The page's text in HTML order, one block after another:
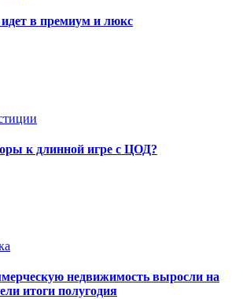
в премиум и люкс
к длинной игре с ЦОД?
недвижимость выросли на
итоги полугодия